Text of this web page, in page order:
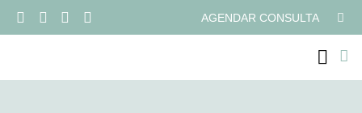
AGENDAR CONSULTA